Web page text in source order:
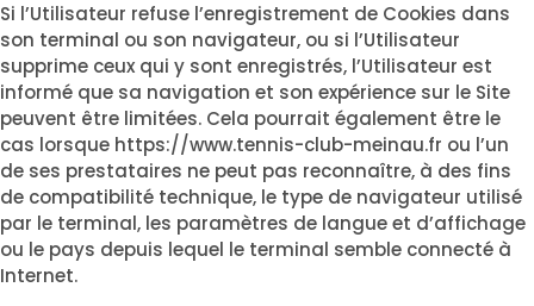
Si l’Utilisateur refuse l’enregistrement de Cookies dans
son terminal ou son navigateur, ou si l’Utilisateur
supprime ceux qui y sont enregistrés, l’Utilisateur est
informé que sa navigation et son expérience sur le Site
peuvent être limitées. Cela pourrait également être le
cas lorsque https://www.tennis-club-meinau.fr ou l’un
de ses prestataires ne peut pas reconnaître, à des fins
de compatibilité technique, le type de navigateur utilisé
par le terminal, les paramètres de langue et d’affichage
ou le pays depuis lequel le terminal semble connecté à
Internet.